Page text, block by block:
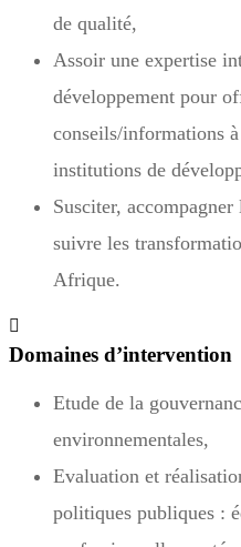
de qualité,
Assoir une expertise
développement pour
conseils/informations
institutions de
Susciter,
suivre les
Afrique.
Domaines d’intervention
Etude de la
environnementales,
Evaluation et
politiques publiques :